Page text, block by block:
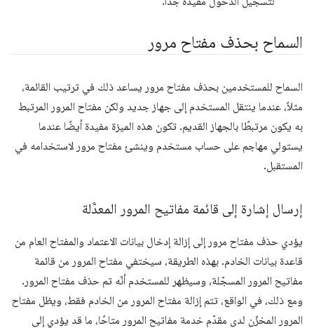
السماح بحذف مفتاح مرور
السماح للمستخدمين بحذف مفتاح مرور يساعد ذلك في ترتيب القائمة،
مثلاً، عندما ينتقل المستخدم إلى جهاز جديد ولكن مفتاح المرور المرتبط
به يكون مرتبطًا بالجهاز القديم. تكون هذه الميزة مفيدة أيضًا عندما
يستولي مهاجم على حساب مستخدم وينشئ مفتاح مرور لاستخدامه في
المستقبل.
إرسال إشارة إلى قائمة مفاتيح المرور المعدَّلة
يؤدي حذف مفتاح مرور إلى إزالة إدخال بيانات الاعتماد والمفتاح العام من
قاعدة بيانات الخادم. بهذه الطريقة، سيختفي مفتاح المرور من قائمة
مفاتيح المرور المسجّلة، وسيظهر للمستخدم أنّه تم حذف مفتاح المرور.
ومع ذلك، في الواقع، تتم إزالة مفتاح المرور من الخادم فقط، ويظل مفتاح
المرور المخزّن لدى مقدّم خدمة مفاتيح المرور متاحًا، ما قد يؤدي إلى